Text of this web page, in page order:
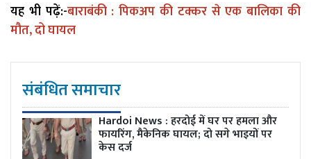
यह भी पढ़ें:-बाराबंकी : पिकअप की टक्कर से एक बालिका की
मौत, दो घायल
संबंधित समाचार
Hardoi News : हरदोई में घर पर हमला और
फायरिंग, मैकेनिक घायल; दो सगे भाइयों पर
केस दर्ज